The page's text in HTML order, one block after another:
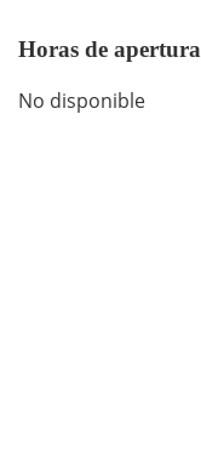
Horas de
No disponible